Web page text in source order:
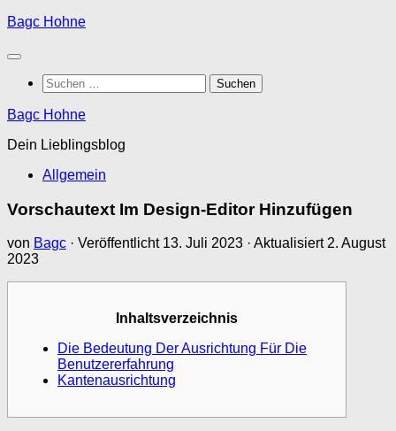
Zum
springen
Bagc Hohne
Suchen
nach:
Bagc Hohne
Dein Lieblingsblog
Allgemein
Vorschautext Im Design-Editor Hinzufügen
von Bagc · Veröffentlicht 13. Juli 2023 · Aktualisiert2. August
2023
Inhaltsverzeichnis
Die Bedeutung Der Ausrichtung Für Die
Benutzererfahrung
Kantenausrichtung